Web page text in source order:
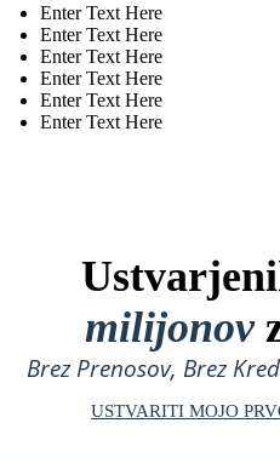
Enter Text Here
Enter Text Here
Enter Text Here
Enter Text Here
Enter Text Here
Enter Text Here
milijonov
Brez Prenosov, Brez
USTVARITI MOJO